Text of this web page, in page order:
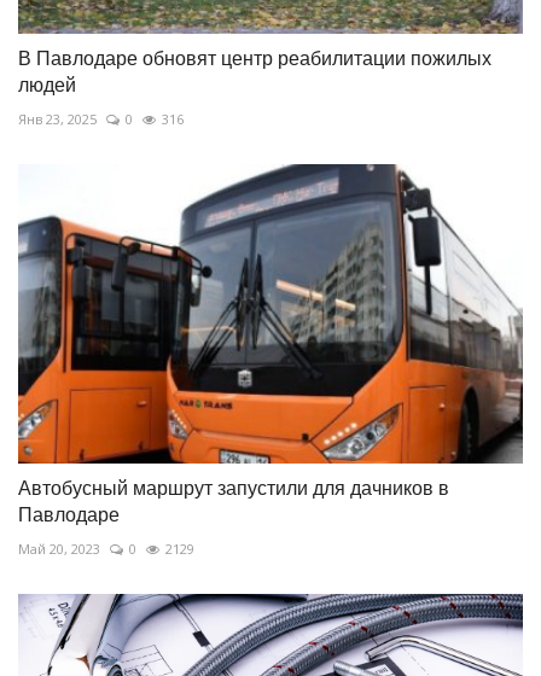
В Павлодаре обновят центр реабилитации пожилых
людей
Янв 23, 2025 0 316
Автобусный маршрут запустили для дачников в
Павлодаре
Май 20, 2023 0 2129